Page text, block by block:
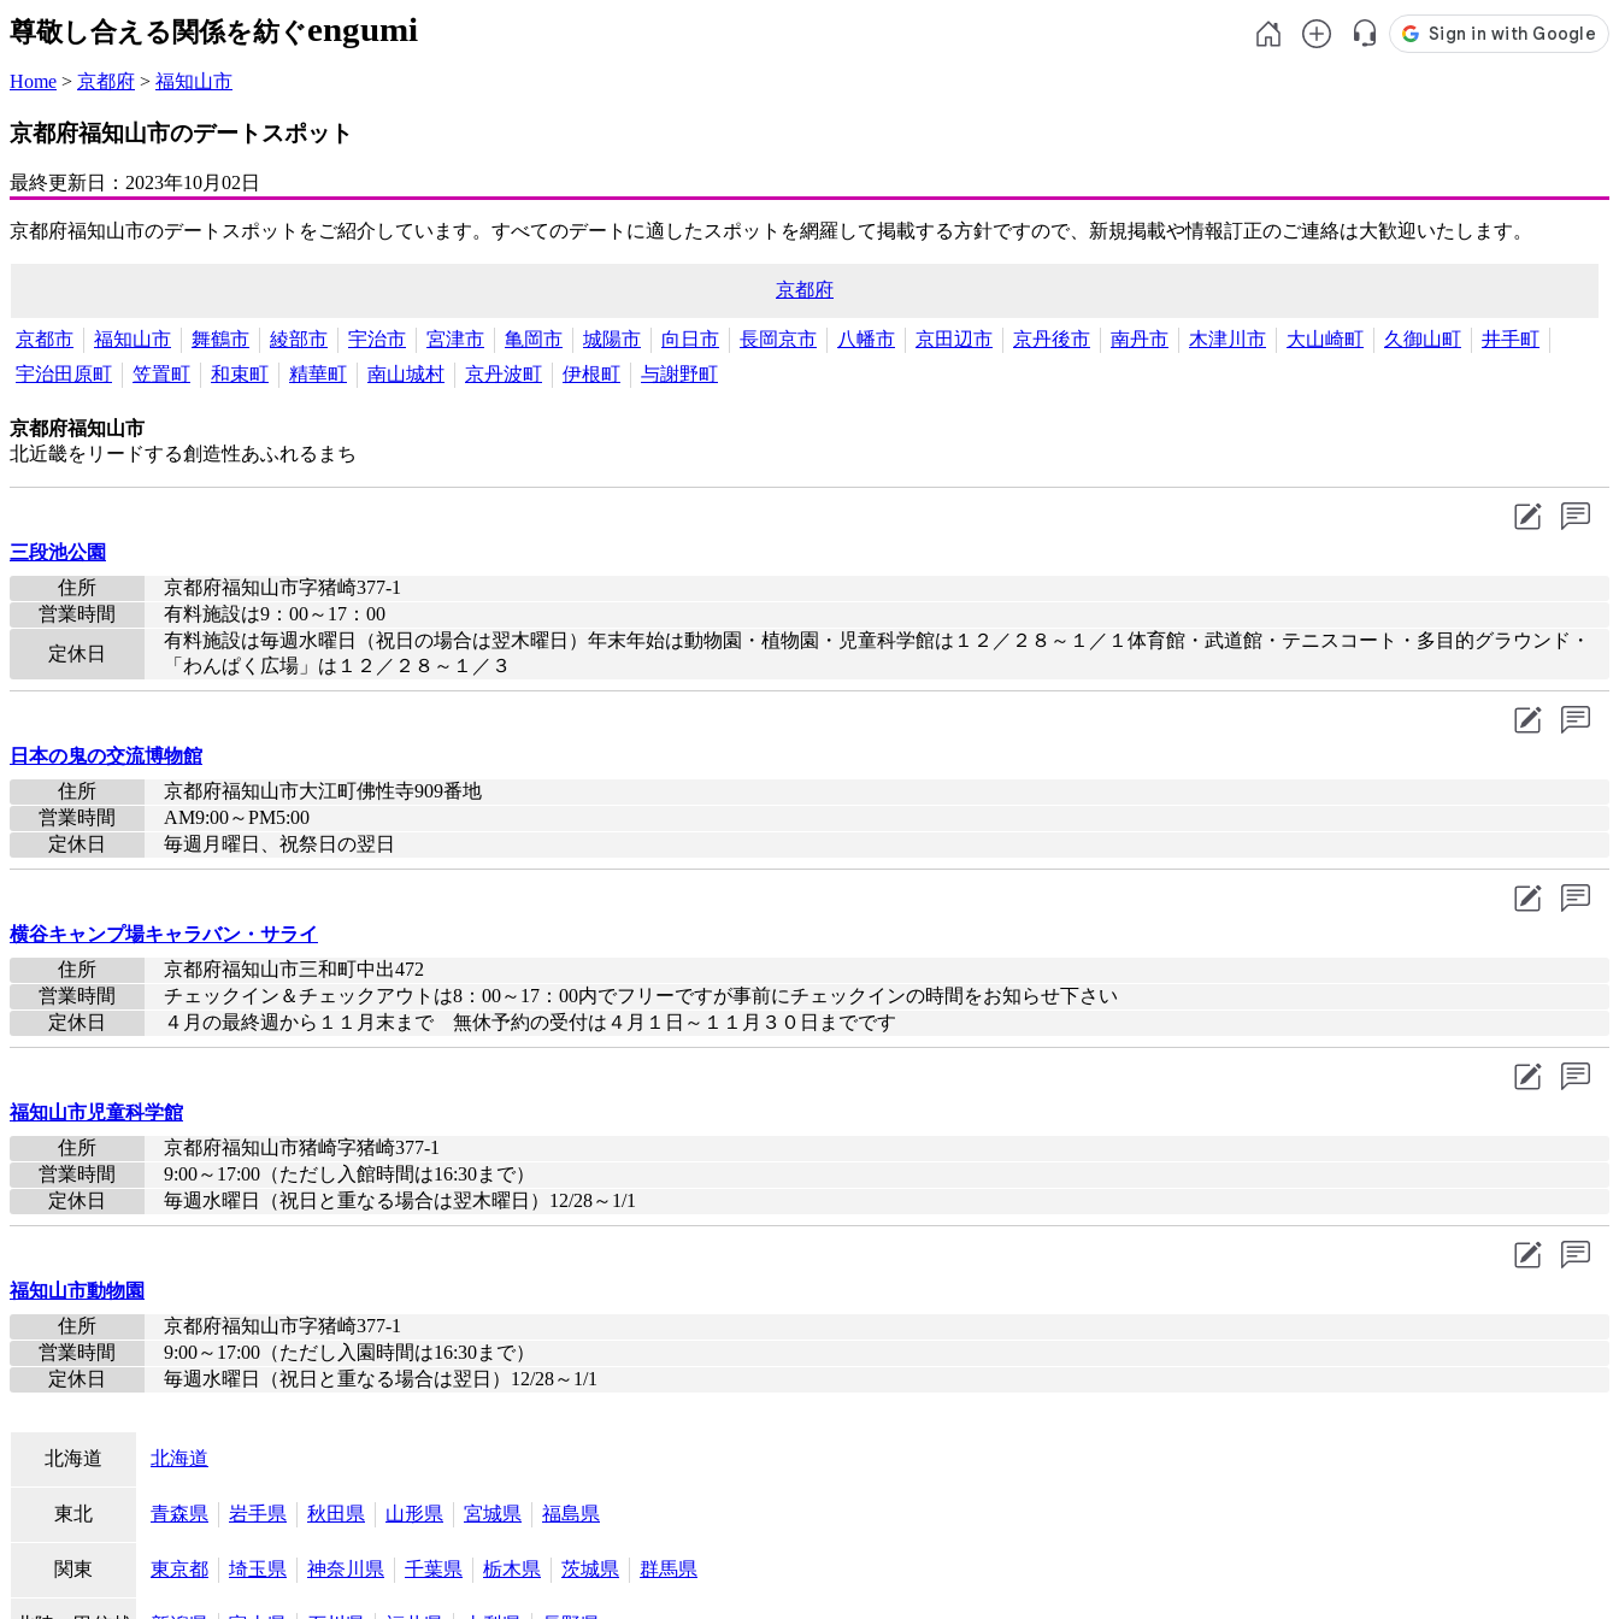
尊敬し合える関係を紡ぐengumi
Home > 京都府 > 福知山市
京都府福知山市のデートスポット
最終更新日： 2023年10月02日
京都府福知山市のデートスポットをご紹介しています。すべてのデートに適したスポットを網羅して掲載する方針ですので、新規掲載や情報訂正のご連絡は大歓迎いたします。
京都府
京都市 福知山市 舞鶴市 綾部市 宇治市 宮津市 亀岡市 城陽市 向日市 長岡京市 八幡市 京田辺市 京丹後市 南丹市 木津川市 大山崎町 久御山町
井手町
宇治田原町
笠置町 和束町 精華町 南山城村 京丹波町 伊根町 与謝野町
京都府福知山市
北近畿をリードする創造性あふれるまち
三段池公園
住所
京都府福知山市字猪崎377-1
営業時間
有料施設は9：00～17：00
定休日
有料施設は毎週水曜日（祝日の場合は翌木曜日）年末年始は動物園・植物園・児童科学館は１２／２８～１／１体育館・武道館・テニスコート・多目的グラウンド・
「わんぱく広場」は１２／２８～１／３
日本の鬼の交流博物館
住所
京都府福知山市大江町佛性寺909番地
営業時間
AM9:00～PM5:00
定休日
毎週月曜日、祝祭日の翌日
横谷キャンプ場キャラバン・サライ
住所
京都府福知山市三和町中出472
営業時間
チェックイン＆チェックアウトは8：00～17：00内でフリーですが事前にチェックインの時間をお知らせ下さい
定休日
４月の最終週から１１月末まで 無休予約の受付は４月１日～１１月３０日までです
福知山市児童科学館
住所
京都府福知山市猪崎字猪崎377-1
営業時間
9:00～17:00（ただし入館時間は16:30まで）
定休日
毎週水曜日（祝日と重なる場合は翌木曜日）12/28～1/1
福知山市動物園
住所
京都府福知山市字猪崎377-1
営業時間
9:00～17:00（ただし入園時間は16:30まで）
定休日
毎週水曜日（祝日と重なる場合は翌日）12/28～1/1
北海道 北海道
東北 青森県 岩手県 秋田県 山形県 宮城県 福島県
関東 東京都 埼玉県 神奈川県 千葉県 栃木県 茨城県 群馬県